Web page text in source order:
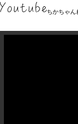
ちかちゃん